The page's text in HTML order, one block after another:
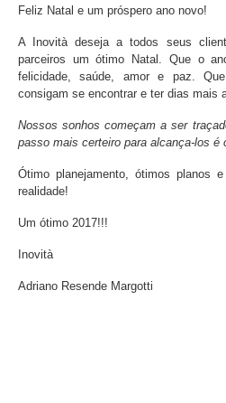
Feliz Natal e um próspero ano novo!
A Inovità deseja a todos seus
parceiros um ótimo Natal. Que o
felicidade, saúde, amor e paz.
consigam se encontrar e ter dias mais
Nossos sonhos começam a ser
passo mais certeiro para alcança-los é
Ótimo planejamento, ótimos planos
realidade!
Um ótimo 2017!!!
Inovità
Adriano Resende Margotti